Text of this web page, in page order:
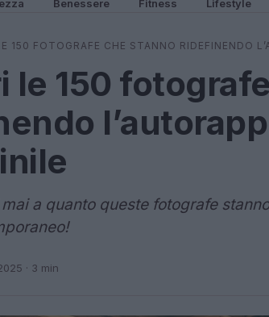
Benessere Fitness Lifestyle
150 FOTOGRAFE CHE STANNO RIDEFINENDO
le 150
a quanto queste fotografe
· 3 min